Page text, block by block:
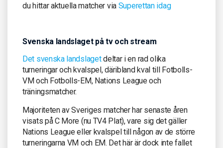
du hittar aktuella matcher via Superettan idag
Svenska landslaget på tv och stream
Det svenska landslagetdeltar i en rad olika
turneringar och kvalspel, däribland kval till Fotbolls-
VM och Fotbolls-EM, Nations League och
träningsmatcher.
Majoriteten av Sveriges matcher har senaste åren
visats på C More (nu TV4 Plat), vare sig det gäller
Nations League eller kvalspel till någon av de större
turneringarna VM och EM. Det här är dock inte fallet